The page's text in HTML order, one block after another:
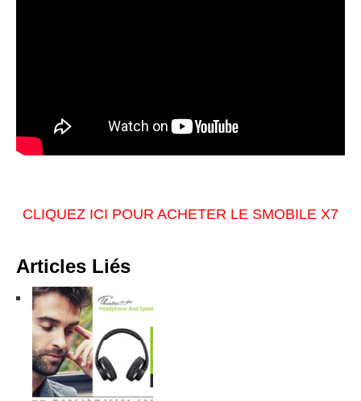
CLIQUEZ ICI POUR ACHETER LE SMOBILE X7
Articles Liés